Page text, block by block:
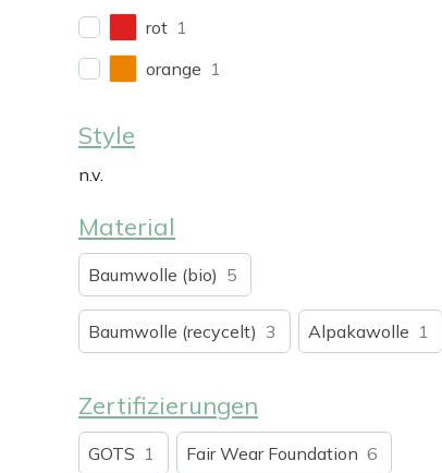
Cordhosen
Röcke
rot 1
orange 1
Style
n.v.
Material
Baumwolle (bio) 5
Baumwolle (recycelt) 3 Alpakawolle 1
Zertifizierungen
GOTS 1 Fair Wear Foundation 6